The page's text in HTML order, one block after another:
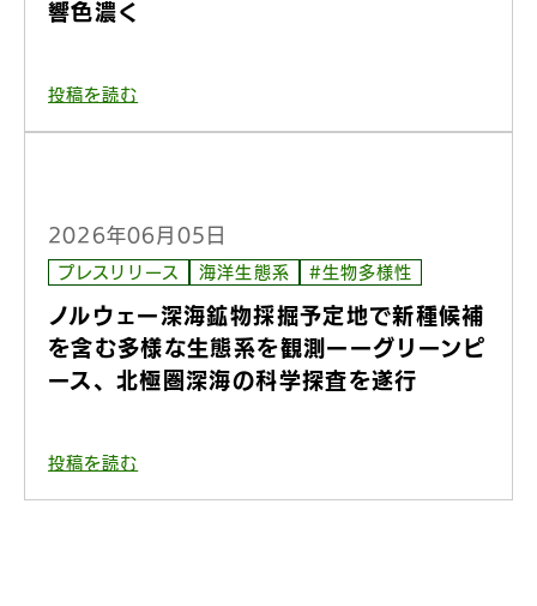
響色濃く
投稿を読む
2026年06月05日
プレスリリース 海洋生態系 #生物多様性
ノルウェー深海鉱物採掘予定地で新種候補
を含む多様な生態系を観測ーーグリーンピ
ース、北極圏深海の科学探査を遂行
投稿を読む